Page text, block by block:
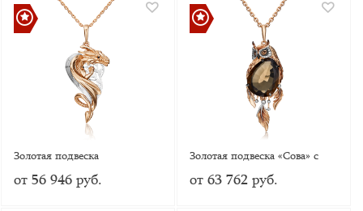
Золотая подвеска
«Таинственный дракон»
от 56 946 руб.
Золотая подвеска «Сова» с
кварцем дымчатым и эмалью
от 63 762 руб.